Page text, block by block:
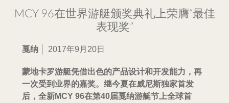
MCY 96在世界游艇颁奖典礼上荣膺“最佳
表现奖”
戛纳 2017年9月20日
蒙地卡罗游艇凭借出色的产品设计和开发能力，再
一次受到业界的嘉奖。继今夏在威尼斯独家首发
后，全新MCY 96在第40届戛纳游艇节上全球首